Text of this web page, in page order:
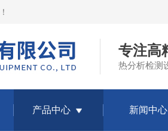
！
专注高
热分析检测
产品中心 新闻中心